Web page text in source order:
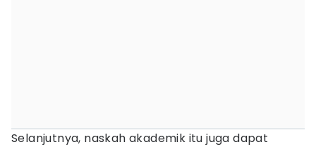
Selanjutnya, naskah akademik itu juga dapat